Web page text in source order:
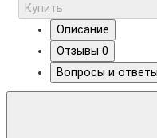
Купить
Описание
Отзывы 0
Вопросы и ответы